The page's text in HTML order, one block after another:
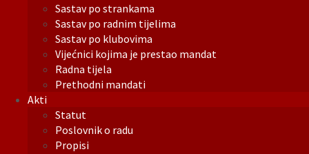
Sastav po strankama
Sastav po radnim tijelima
Sastav po klubovima
Vijećnici kojima je prestao mandat
Radna tijela
Prethodni mandati
Akti
Statut
Poslovnik o radu
Propisi